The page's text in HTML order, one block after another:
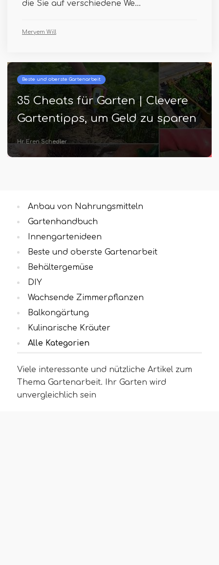
die Sie auf verschiedene We...
Meryem Will
Beste und oberste Gartenarbeit
24 atemberaubende Bar -Ideen
im Freien mit Bildern
Emirhan Kolb
Viele interessante und nützliche Artikel zum
Thema Gartenarbeit. Ihr Garten wird
unvergleichlich sein
Anbau von Nahrungsmitteln
Gartenhandbuch
Innengartenideen
Beste und oberste Gartenarbeit
Behältergemüse
DIY
Wachsende Zimmerpflanzen
Balkongärtung
Kulinarische Kräuter
Alle Kategorien